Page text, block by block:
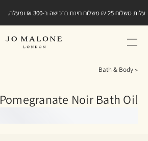
קוד ההטבה במייל אישי
Bath & Body
Pomegranate Noir Bath Oil